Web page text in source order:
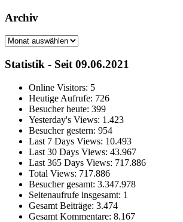
Archiv
Archiv
Statistik - Seit 09.06.2021
Online Visitors: 5
Heutige Aufrufe: 726
Besucher heute: 399
Yesterday's Views: 1.423
Besucher gestern: 954
Last 7 Days Views: 10.493
Last 30 Days Views: 43.967
Last 365 Days Views: 717.886
Total Views: 717.886
Besucher gesamt: 3.347.978
Seitenaufrufe insgesamt: 1
Gesamt Beiträge: 3.474
Gesamt Kommentare: 8.167